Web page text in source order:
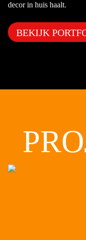
decor in huis haalt.
BEKIJK